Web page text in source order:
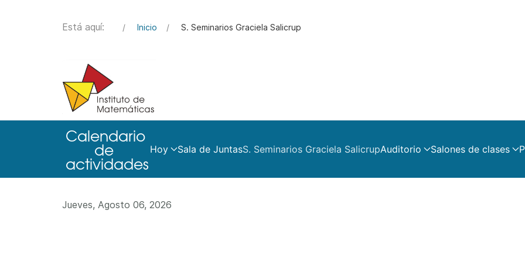
Está aquí: Inicio S. Seminarios Graciela Salicrup
Hoy Sala de JuntasS. Seminarios Graciela SalicrupAuditorio Salones de clases
Jueves, Agosto 06, 2026